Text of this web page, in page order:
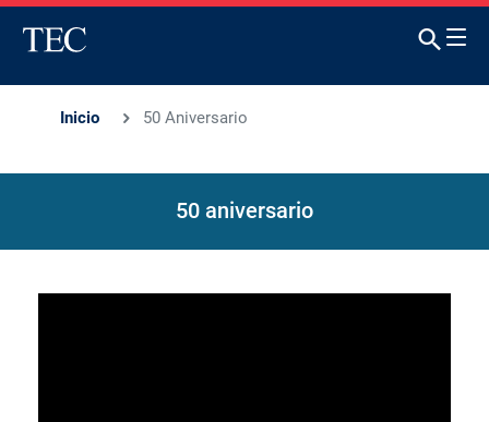
Inicio 50 Aniversario
50 aniversario